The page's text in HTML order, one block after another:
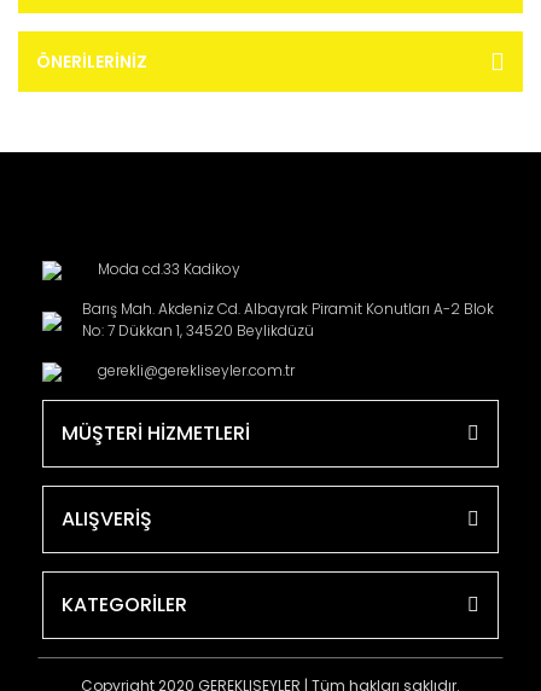
ÖNERILERINIZ
Moda cd.33 Kadikoy
Barış Mah. Akdeniz Cd. Albayrak Piramit Konutları A-2 Blok
No: 7 Dükkan 1, 34520 Beylikdüzü
gerekli@gerekliseyler.com.tr
MÜŞTERİ HİZMETLERİ
ALIŞVERİŞ
KATEGORİLER
Copyright 2020 GEREKLISEYLER | Tüm hakları saklıdır.